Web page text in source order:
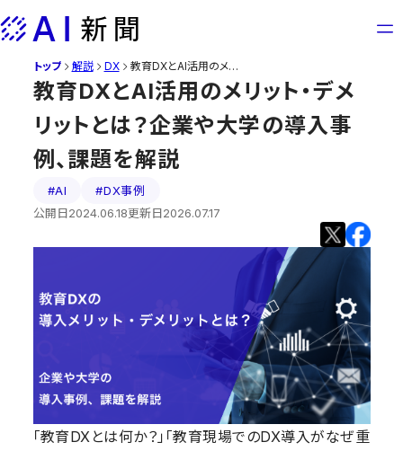
to
トップ 解説 DX 教育DXとAI活用のメリット・デメリットとは？企業や大学の導入事例、課題を解説
教育DXとAI活用のメリット・デメ
リットとは？企業や大学の導入事
例、課題を解説
#AI
#DX事例
公開日2024.06.18更新日2026.07.17
「教育DXとは何か？」「教育現場でのDX導入がなぜ重